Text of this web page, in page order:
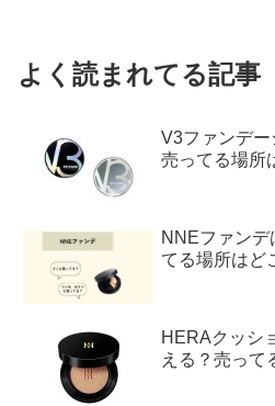
よく読まれてる記事
V3ファンデー
売ってる場所
NNEファンデ
てる場所はど
HERAクッシ
える？売って